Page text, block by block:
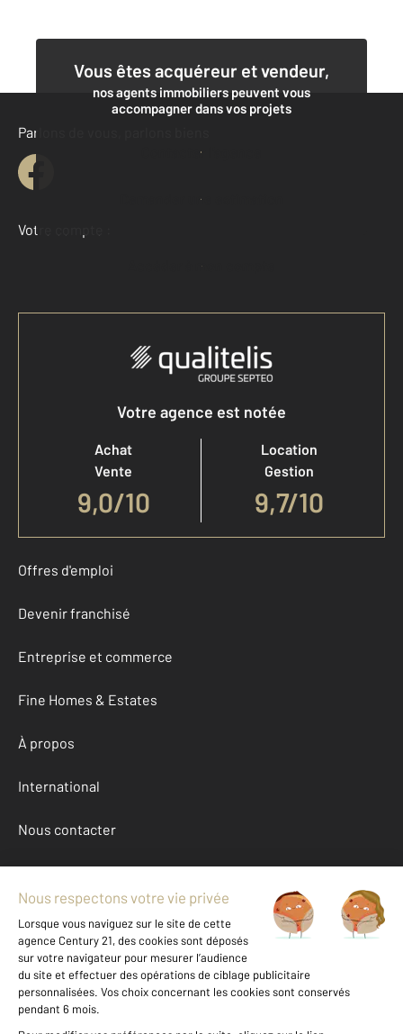
Vous êtes acquéreur et vendeur,
nos agents immobiliers peuvent vous
accompagner dans vos projets
Contacter l'agence
Demander une estimation
Parlons de vous, parlons biens
Votre compte :
Accéder à mon compte
Votre agence est notée
Achat
Vente
9,0/10
Location
Gestion
9,7/10
Offres d'emploi
Devenir franchisé
Entreprise et commerce
Fine Homes & Estates
À propos
International
Nous contacter
Mentions légales & CGU et Barèmes d'honoraires
Données personnelles
Gestionnaire des cookies